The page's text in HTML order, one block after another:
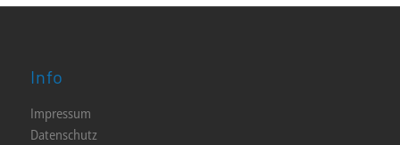
Info
Impressum
Datenschutz